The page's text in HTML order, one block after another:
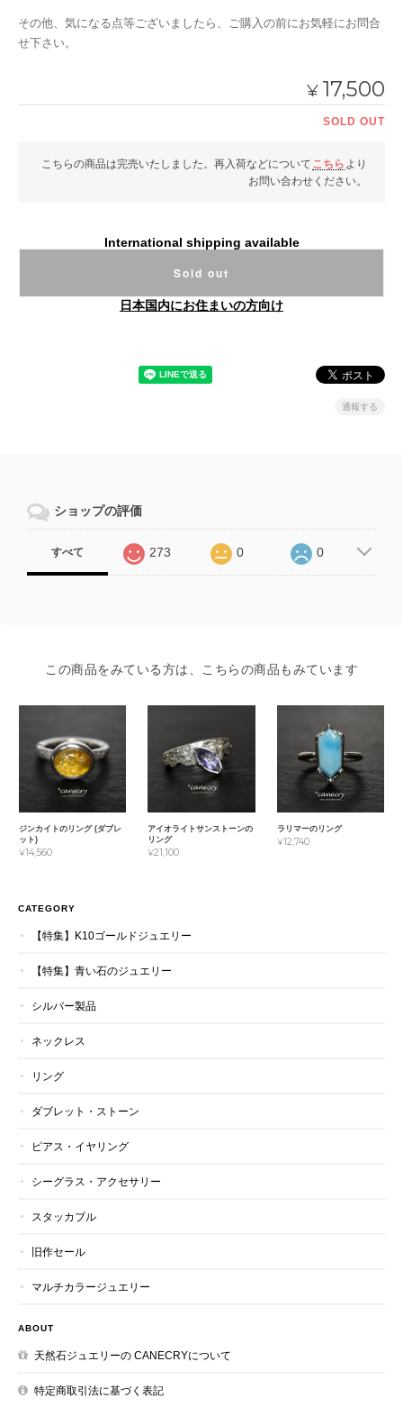
その他、気になる点等ございましたら、ご購入の前にお気軽にお問合
せ下さい。
¥ 17,500
SOLD OUT
こちらの商品は完売いたしました。再入荷などについて こちら より
お問い合わせください。
International shipping available
Sold out
日本国内にお住まいの方向け
通報する
ショップの評価
すべて 273 0 0
この商品をみている方は、こちらの商品もみています
ジンカイトのリング (ダブレ
ット)
¥14,560
アイオライトサンストーンの
リング
¥21,100
ラリマーのリング
¥12,740
CATEGORY
【特集】K10ゴールドジュエリー
【特集】青い石のジュエリー
シルバー製品
ネックレス
リング
ダブレット・ストーン
ピアス・イヤリング
シーグラス・アクセサリー
スタッカブル
旧作セール
マルチカラージュエリー
ABOUT
天然石ジュエリーの CANECRYについて
特定商取引法に基づく表記